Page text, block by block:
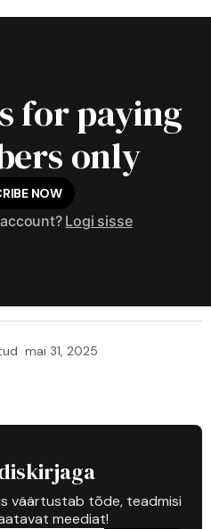
for paying
only
NOW
Logi sisse
mai 31, 2025
väärtustab tõde, teadmisi
meediat!